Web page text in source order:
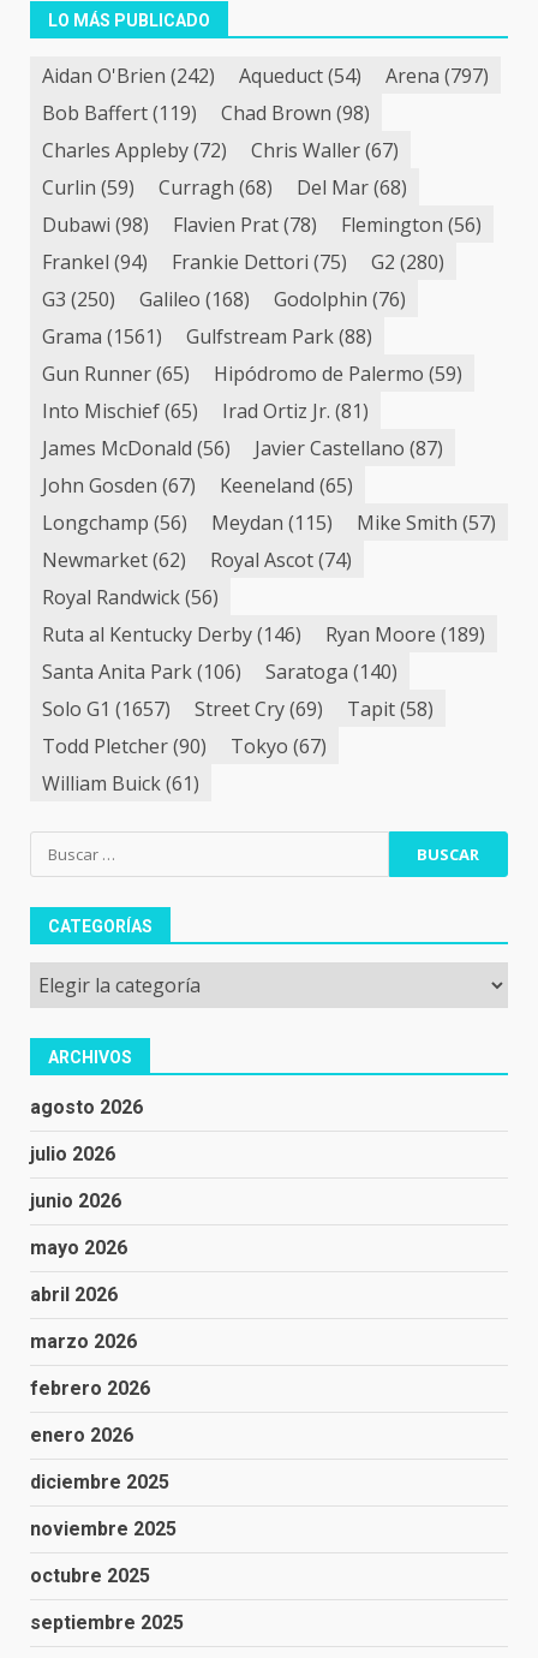
LO MÁS PUBLICADO
Aidan O'Brien (242) Aqueduct(54) Arena (797)
Bob Baffert(119) Chad Brown (98)
Charles Appleby(72) Chris Waller(67)
Curlin (59) Curragh (68) Del Mar(68)
Dubawi (98) Flavien Prat(78) Flemington (56)
Frankel (94) Frankie Dettori (75) G2 (280)
G3 (250) Galileo (168) Godolphin (76)
Grama (1561) Gulfstream Park(88)
Gun Runner(65) Hipódromo de Palermo (59)
Into Mischief(65) Irad Ortiz Jr. (81)
James McDonald (56) Javier Castellano (87)
John Gosden (67) Keeneland (65)
Longchamp (56) Meydan (115) Mike Smith (57)
Newmarket(62) Royal Ascot(74)
Royal Randwick(56)
Ruta al Kentucky Derby(146) Ryan Moore (189)
Santa Anita Park(106) Saratoga (140)
Solo G1 (1657) Street Cry(69) Tapit(58)
Todd Pletcher(90) Tokyo (67)
William Buick(61)
Buscar:
CATEGORÍAS
Categorías
ARCHIVOS
agosto 2026
julio 2026
junio 2026
mayo 2026
abril 2026
marzo 2026
febrero 2026
enero 2026
diciembre 2025
noviembre 2025
octubre 2025
septiembre 2025